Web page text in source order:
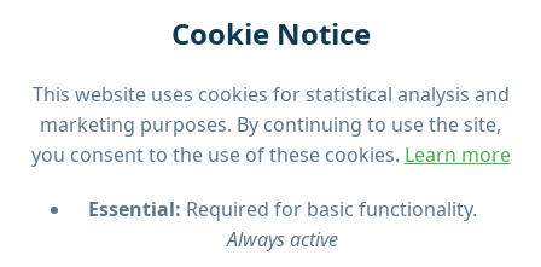
Cookie Notice
This website uses cookies for statistical analysis and
marketing purposes. By continuing to use the site,
you consent to the use of these cookies. Learn more
Essential: Required for basic functionality.
Always active
promenad på ön. Du kommer också att se naturens
underverk som Elephant Head Rock, Santa Maria-
Höjdpunkter:
grottor
1,5 timmes stopp för bad, snorkling och